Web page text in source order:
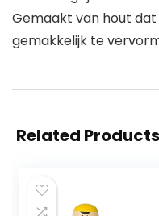
Gemaakt van hout dat
gemakkelijk te
Related Products